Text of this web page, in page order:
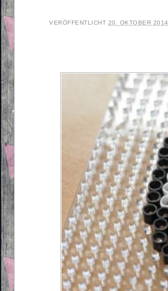
VERÖFFENTLICHT 20. OKTOBER 2014